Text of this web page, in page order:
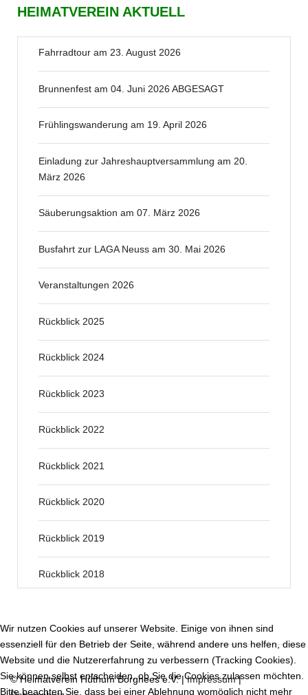
HEIMATVEREIN AKTUELL
Fahrradtour am 23. August 2026
Brunnenfest am 04. Juni 2026 ABGESAGT
Frühlingswanderung am 19. April 2026
Einladung zur Jahreshauptversammlung am 20.
März 2026
Säuberungsaktion am 07. März 2026
Busfahrt zur LAGA Neuss am 30. Mai 2026
Veranstaltungen 2026
Rückblick 2025
Rückblick 2024
Rückblick 2023
Rückblick 2022
Rückblick 2021
Rückblick 2020
Rückblick 2019
Rückblick 2018
© Heimatverein Hüthum Borghees e.V. |Impressum|
Wir nutzen Cookies auf unserer Website. Einige von ihnen sind
essenziell für den Betrieb der Seite, während andere uns helfen, diese
Website und die Nutzererfahrung zu verbessern (Tracking Cookies).
Sie können selbst entscheiden, ob Sie die Cookies zulassen möchten.
Bitte beachten Sie, dass bei einer Ablehnung womöglich nicht mehr